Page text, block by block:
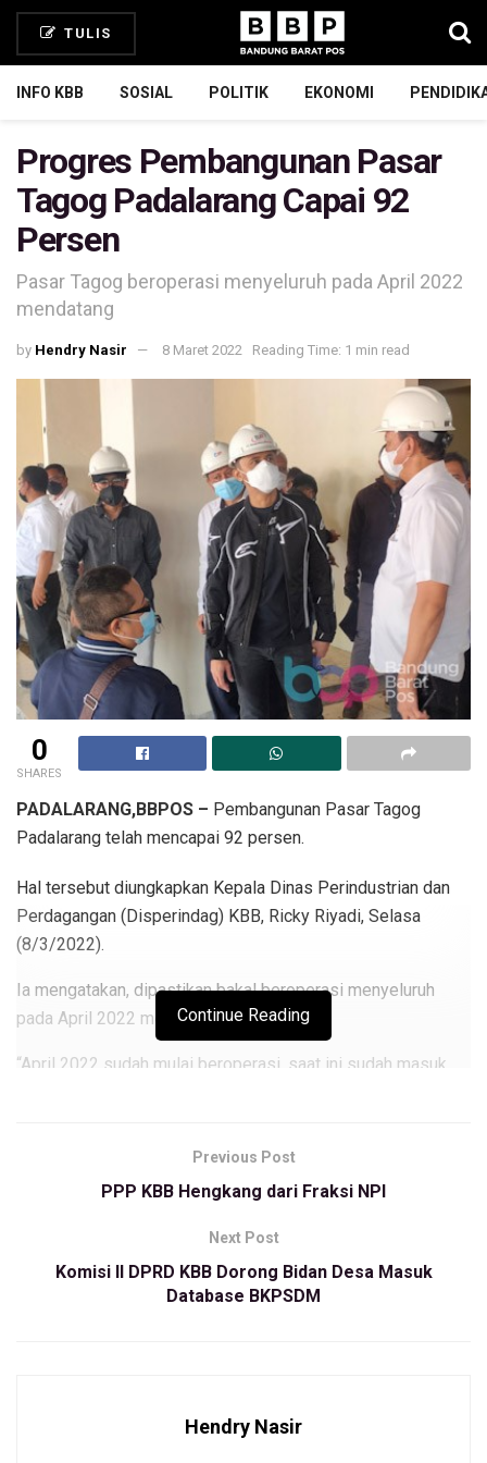
TULIS
INFO KBB SOSIAL POLITIK EKONOMI
Progres Pembangunan Pasar
Tagog Padalarang Capai 92
Persen
Pasar Tagog beroperasi menyeluruh pada April 2022
mendatang
by Hendry Nasir 8 Maret 2022 Reading Time: 1 min read
0
SHARES
PADALARANG,BBPOS – Pembangunan Pasar Tagog
Padalarang telah mencapai 92 persen.
Hal tersebut diungkapkan Kepala Dinas Perindustrian dan
Perdagangan (Disperindag) KBB, Ricky Riyadi, Selasa
(8/3/2022).
Ia mengatakan, dipastikan bakal beroperasi menyeluruh
pada April 2022 mendatang.
“April 2022 sudah mulai beroperasi, saat ini sudah masuk
pindah dari Tempat Berjualan Pedagang Sementara (TBPS)
Curug Agung secara bertahap.
“Nanti ada jadwalnya, paling tidak para pedagang mulai
pindah diperkirakan pada pertengahan Maret 2022 ini,”
Continue Reading
Previous Post
PPP KBB Hengkang dari Fraksi NPI
Next Post
Komisi II DPRD KBB Dorong Bidan Desa Masuk
Database BKPSDM
Hendry Nasir